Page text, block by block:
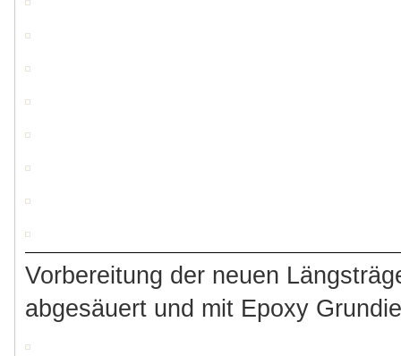
Vorbereitung der neuen
abgesäuert und mit Epoxy